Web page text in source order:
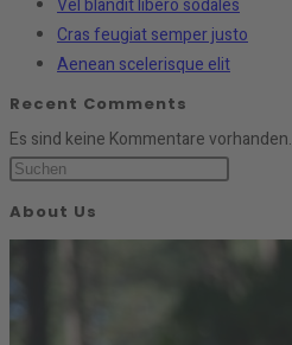
Vel blandit libero sodales
Cras feugiat semper justo
Aenean scelerisque elit
Recent Comments
Es sind keine Kommentare vorhanden.
About Us